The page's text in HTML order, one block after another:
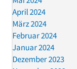
April 2024
März 2024
Februar 2024
Januar 2024
Dezember 2023